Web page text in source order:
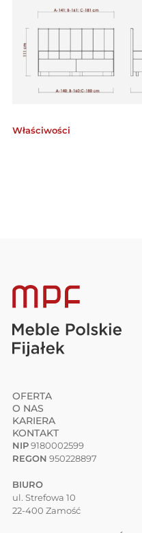
Właściwości
OFERTA
O NAS
KARIERA
KONTAKT
NIP 9180002599
REGON 950228897
BIURO
ul. Strefowa 10
22-400 Zamość